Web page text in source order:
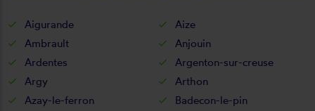
Aigurande
Aize
Ambrault
Anjouin
Ardentes
Argenton-sur-creuse
Argy
Arthon
Azay-le-ferron
Badecon-le-pin